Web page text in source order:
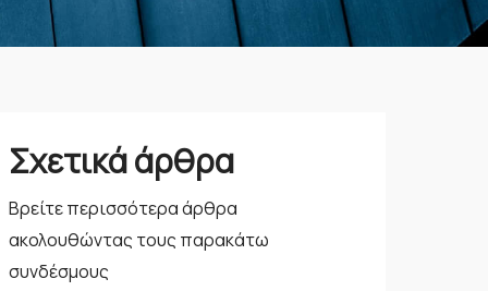
Σχετικά άρθρα
Βρείτε περισσότερα άρθρα
ακολουθώντας τους παρακάτω
συνδέσμους